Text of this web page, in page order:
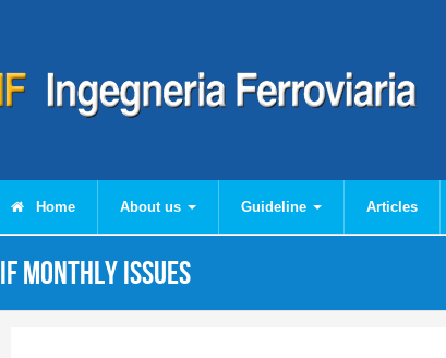
Home About us Guideline Articles
IF monthly issues